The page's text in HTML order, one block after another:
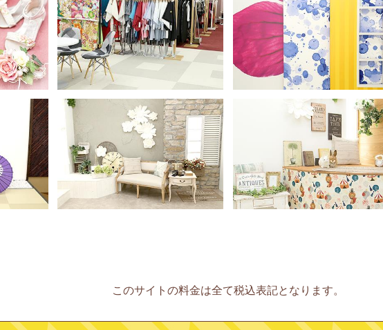
このサイトの料金は全て税込表記となります。